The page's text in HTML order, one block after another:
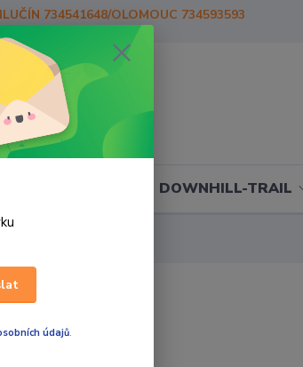
734541648/OLOMOUC 734593593
DOWNHILL-TRAIL
údajů.